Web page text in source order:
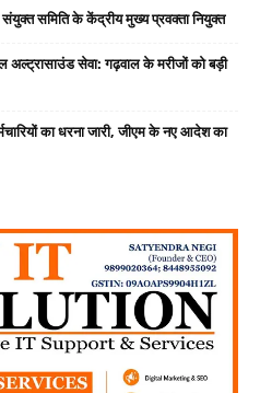
समिति के केंद्रीय मुख्य प्रवक्ता नियुक्त
सेवा: गढ़वाल के मरीजों को बड़ी
का धरना जारी, जीएम के नए आदेश का